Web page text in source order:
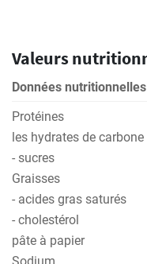
Valeurs
Données nutritionnelles
Protéines
les hydrates de carbone
- sucres
Graisses
- acides gras saturés
- cholestérol
pâte à papier